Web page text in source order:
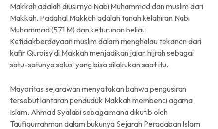
Makkah adalah diusirnya Nabi Muhammad dan muslim dari
Makkah. Padahal Makkah adalah tanah kelahiran Nabi
Muhammad (571 M) dan keturunan beliau.
Ketidakberdayaan muslim dalam menghalau tekanan dari
kafir Quroisy di Makkah menjadikan jalan hijrah sebagai
satu-satunya solusi yang bisa dilakukan saat itu.
Mayoritas sejarawan menyatakan bahwa pengusiran
tersebut lantaran penduduk Makkah membenci agama
Islam. Ahmad Syalabi sebagaimana dikutib oleh
Taufiqurrahman dalam bukunya Sejarah Peradaban Islam